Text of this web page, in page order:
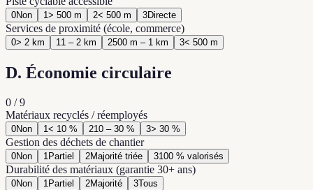
0Non 1> 500 m 2< 500 m 3Directe
Services de proximité (école, commerce)
0> 2 km 11 – 2 km 2500 m – 1 km 3< 500 m
D. Économie circulaire
0 /9
Matériaux recyclés / réemployés
0Non 1< 10 % 210 – 30 % 3> 30 %
Gestion des déchets de chantier
0Non 1Partiel 2Majorité triée 3100 % valorisés
Durabilité des matériaux (garantie 30+ ans)
0Non 1Partiel 2Majorité 3Tous